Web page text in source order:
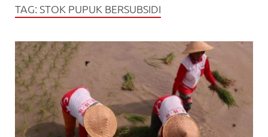
TAG: STOK PUPUK BERSUBSIDI